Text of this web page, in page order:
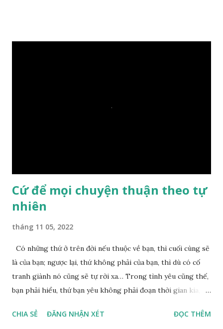
một giọt nước nào mà lại còn có thể đi qua sông? Các đệ tử
Cứ để mọi chuyện thuận theo tự
nhiên
tháng 11 05, 2022
Có những thứ ở trên đời nếu thuộc về bạn, thì cuối cùng sẽ
là của bạn; ngược lại, thứ không phải của bạn, thì dù có cố
tranh giành nó cũng sẽ tự rời xa… Trong tình yêu cũng thế,
bạn phải hiểu, thứ bạn yêu không phải đoạn thời gian kia,
không phải yêu cái khoảng thời gian đã từng trải qua, bạn
CHIA SẺ ĐĂNG NHẬN XÉT ĐỌC THÊM